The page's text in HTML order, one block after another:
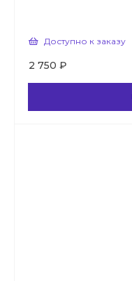
Доступно к заказу
2 750 ₽